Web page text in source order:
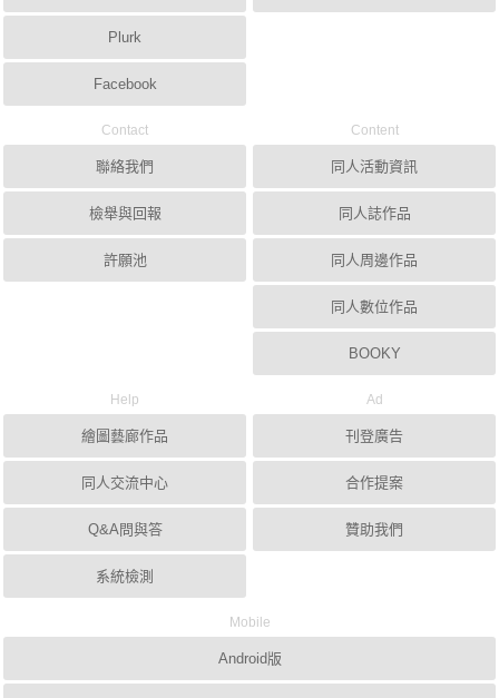
Plurk
Facebook
Contact
聯絡我們
檢舉與回報
許願池
Content
同人活動資訊
同人誌作品
同人周邊作品
同人數位作品
BOOKY
Help
繪圖藝廊作品
同人交流中心
Q&A問與答
系統檢測
Ad
刊登廣告
合作提案
贊助我們
Mobile
Android版